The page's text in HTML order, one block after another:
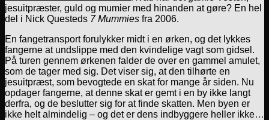
jesuitpræster, guld og mumier med hinanden at gøre? En hel
del i Nick Questeds 7 Mummies fra 2006.
En fangetransport forulykker midt i en ørken, og det lykkes
fangerne at undslippe med den kvindelige vagt som gidsel.
På turen gennem ørkenen falder de over en gammel amulet,
som de tager med sig. Det viser sig, at den tilhørte en
jesuitpræst, som bevogtede en skat for mange år siden. Nu
opdager fangerne, at denne skat er gemt i en by ikke langt
derfra, og de beslutter sig for at finde skatten. Men byen er
ikke helt almindelig – og det er dens indbyggere heller ikke…